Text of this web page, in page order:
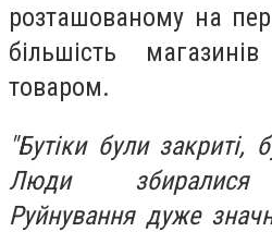
розташованому на
більшість
товаром.
"Бутіки були закриті,
Люди збиралися
Руйнування дуже